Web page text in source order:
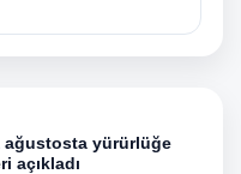
ağustosta yürürlüğe
açıkladı